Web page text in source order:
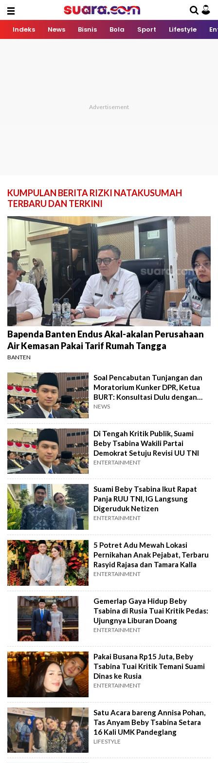
Indeks News Bisnis Bola Sport Lifestyle
KUMPULAN BERITA RIZKI NATAKUSUMAH
TERBARU DAN TERKINI
Bapenda Banten Endus Akal-akalan Perusahaan
Air Kemasan Pakai Tarif Rumah Tangga
BANTEN
Soal Pencabutan Tunjangan dan
Moratorium Kunker DPR, Ketua
BURT: Konsultasi Dulu dengan
Pimpinan
NEWS
Di Tengah Kritik Publik, Suami
Beby Tsabina Wakili Partai
Demokrat Setuju Revisi UU TNI
ENTERTAINMENT
Suami Beby Tsabina Ikut Rapat
Panja RUU TNI, IG Langsung
Digeruduk Netizen
ENTERTAINMENT
5 Potret Adu Mewah Lokasi
Pernikahan Anak Pejabat, Terbaru
Rasyid Rajasa dan Tamara Kalla
ENTERTAINMENT
Gemerlap Gaya Hidup Beby
Tsabina di Rusia Tuai Kritik Pedas:
Ujungnya Liburan Doang
ENTERTAINMENT
Pakai Busana Rp15 Juta, Beby
Tsabina Tuai Kritik Temani Suami
Dinas ke Rusia
ENTERTAINMENT
Satu Acara bareng Annisa Pohan,
Tas Anyam Beby Tsabina Setara
16 Kali UMK Pandeglang
LIFESTYLE